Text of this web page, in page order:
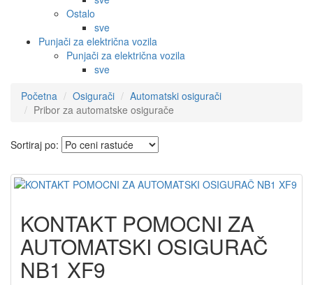
Ostalo
sve
Punjači za električna vozila
Punjači za električna vozila
sve
Početna
Osigurači
Automatski osigurači
Pribor za automatske osigurače
Sortiraj po:
KONTAKT POMOCNI ZA
AUTOMATSKI OSIGURAČ
NB1 XF9